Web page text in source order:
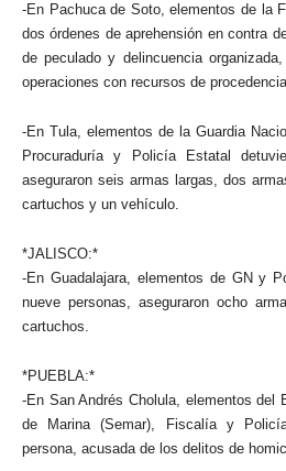
-En Pachuca de Soto, elementos de la
dos órdenes de aprehensión en contra
de peculado y delincuencia
operaciones con recursos de
-En Tula, elementos de la Guardia
Procuraduría y Policía Estatal
aseguraron seis armas largas, dos
cartuchos y un vehículo.
*JALISCO:*
-En Guadalajara, elementos de GN y
nueve personas, aseguraron ocho
cartuchos.
*PUEBLA:*
-En San Andrés Cholula, elementos del
de Marina (Semar), Fiscalía y
persona, acusada de los delitos de